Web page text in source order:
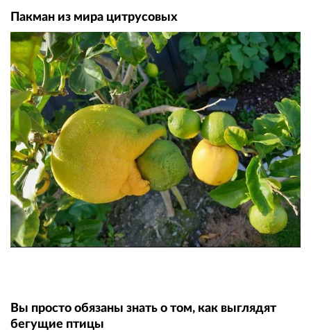
Пакман из мира цитрусовых
Вы просто обязаны знать о том, как выглядят
бегущие птицы